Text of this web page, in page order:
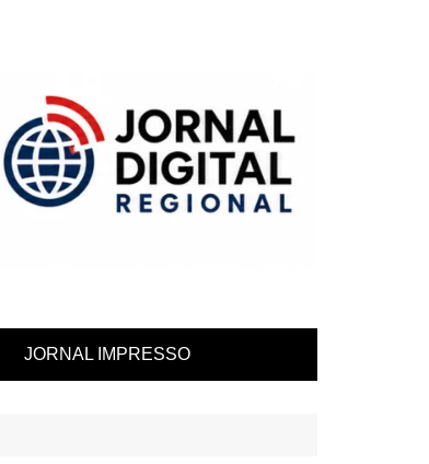
JORNAL IMPRESSO